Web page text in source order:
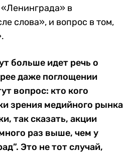
в
слова», и вопрос в том,
больше идет речь о
даже поглощении
вопрос: кто кого
зрения медийного рынка
так сказать, акции
раз выше, чем у
Это не тот случай,